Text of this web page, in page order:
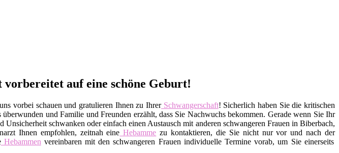
auf eine schöne Geburt!
vorbei schauen und gratulieren Ihnen zu IhrerSchwangerschaft! Sicherlich haben Sie die kritischen
und Familie und Freunden erzählt, dass Sie Nachwuchs bekommen. Gerade wenn Sie Ihr
schwanken oder einfach einen Austausch mit anderen schwangeren Frauen in Biberbach,
Ihnen empfohlen, zeitnah eine Hebamme zu kontaktieren, die Sie nicht nur vor und nach der
Hebammen vereinbaren mit den schwangeren Frauen individuelle Termine vorab, um Sie einerseits